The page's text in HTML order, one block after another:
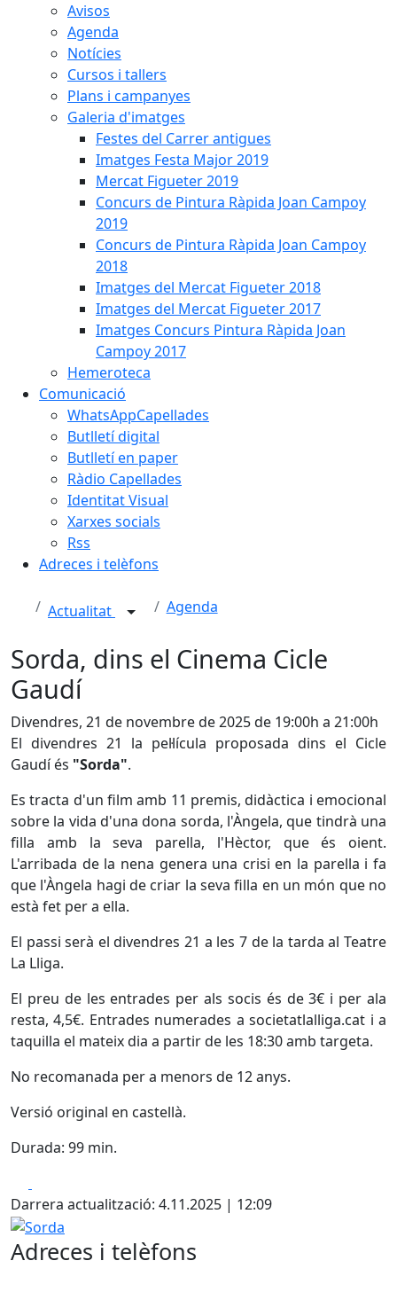
Avisos
Agenda
Notícies
Cursos i tallers
Plans i campanyes
Galeria d'imatges
Festes del Carrer antigues
Imatges Festa Major 2019
Mercat Figueter 2019
Concurs de Pintura Ràpida Joan Campoy
2019
Concurs de Pintura Ràpida Joan Campoy
2018
Imatges del Mercat Figueter 2018
Imatges del Mercat Figueter 2017
Imatges Concurs Pintura Ràpida Joan
Campoy 2017
Hemeroteca
Comunicació
WhatsAppCapellades
Butlletí digital
Butlletí en paper
Ràdio Capellades
Identitat Visual
Xarxes socials
Rss
Adreces i telèfons
Actualitat Agenda
Sorda, dins el Cinema Cicle
Gaudí
Divendres, 21 de novembre de 2025 de 19:00h a 21:00h
El divendres 21 la pel·lícula proposada dins el Cicle
Gaudí és "Sorda".
Es tracta d'un film amb 11 premis, didàctica i emocional
sobre la vida d'una dona sorda, l'Àngela, que tindrà una
filla amb la seva parella, l'Hèctor, que és oient.
L'arribada de la nena genera una crisi en la parella i fa
que l'Àngela hagi de criar la seva filla en un món que no
està fet per a ella.
El passi serà el divendres 21 a les 7 de la tarda al Teatre
La Lliga.
El preu de les entrades per als socis és de 3€ i per ala
resta, 4,5€. Entrades numerades a societatlalliga.cat i a
taquilla el mateix dia a partir de les 18:30 amb targeta.
No recomanada per a menors de 12 anys.
Versió original en castellà.
Durada: 99 min.
Darrera actualització: 4.11.2025 | 12:09
Sorda
Adreces i telèfons